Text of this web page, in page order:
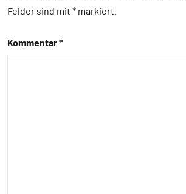
aktuell
Felder sind mit * markiert
Kommentar*